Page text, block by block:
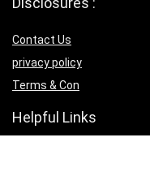
Contact Us
privacy policy
Terms & Con
Helpful Links